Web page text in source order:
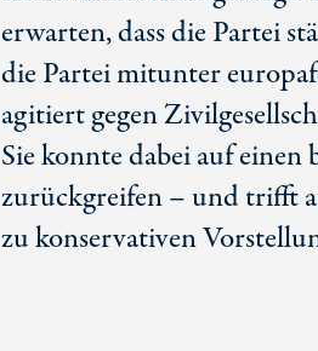
erwarten, dass die Partei
die Partei mitunter
agitiert gegen
Sie konnte dabei auf
zurückgreifen – und trifft
zu konservativen